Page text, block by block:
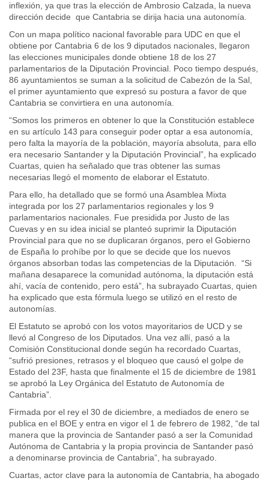
inflexión, ya que tras la elección de Ambrosio Calzada, la nueva
dirección decide que Cantabria se dirija hacia una autonomía.
Con un mapa político nacional favorable para UDC en que el
obtiene por Cantabria 6 de los 9 diputados nacionales, llegaron
las elecciones municipales donde obtiene 18 de los 27
parlamentarios de la Diputación Provincial. Poco tiempo después,
86 ayuntamientos se suman a la solicitud de Cabezón de la Sal,
el primer ayuntamiento que expresó su postura a favor de que
Cantabria se convirtiera en una autonomía.
“Somos los primeros en obtener lo que la Constitución establece
en su artículo 143 para conseguir poder optar a esa autonomía,
pero falta la mayoría de la población, mayoría absoluta, para ello
era necesario Santander y la Diputación Provincial”, ha explicado
Cuartas, quien ha señalado que tras obtener las sumas
necesarias llegó el momento de elaborar el Estatuto.
Para ello, ha detallado que se formó una Asamblea Mixta
integrada por los 27 parlamentarios regionales y los 9
parlamentarios nacionales. Fue presidida por Justo de las
Cuevas y en su idea inicial se planteó suprimir la Diputación
Provincial para que no se duplicaran órganos, pero el Gobierno
de España lo prohíbe por lo que se decide que los nuevos
órganos absorban todas las competencias de la Diputación. “Si
mañana desaparece la comunidad autónoma, la diputación está
ahí, vacía de contenido, pero está”, ha subrayado Cuartas, quien
ha explicado que esta fórmula luego se utilizó en el resto de
autonomías.
El Estatuto se aprobó con los votos mayoritarios de UCD y se
llevó al Congreso de los Diputados. Una vez allí, pasó a la
Comisión Constitucional donde según ha recordado Cuartas,
“sufrió presiones, retrasos y el bloqueo que causó el golpe de
Estado del 23F, hasta que finalmente el 15 de diciembre de 1981
se aprobó la Ley Orgánica del Estatuto de Autonomía de
Cantabria”.
Firmada por el rey el 30 de diciembre, a mediados de enero se
publica en el BOE y entra en vigor el 1 de febrero de 1982, “de tal
manera que la provincia de Santander pasó a ser la Comunidad
Autónoma de Cantabria y la propia provincia de Santander pasó
a denominarse provincia de Cantabria”, ha subrayado.
Cuartas, actor clave para la autonomía de Cantabria, ha abogado